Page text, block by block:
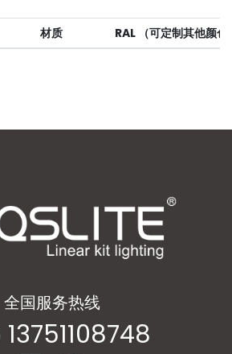
材质 RAL （可定制其他颜色
全国服务热线